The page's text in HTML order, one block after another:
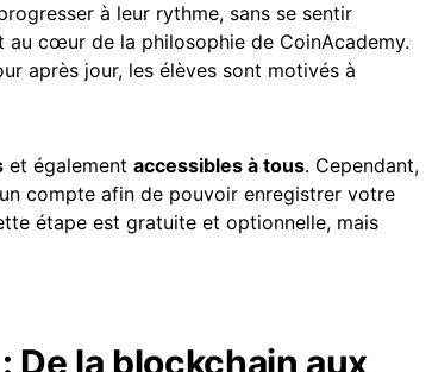
à leur rythme, sans se sentir
au cœur de la philosophie de CoinAcademy.
après jour, les élèves sont motivés à
et également accessibles à tous. Cependant,
compte afin de pouvoir enregistrer votre
étape est gratuite et optionnelle, mais
la blockchain aux